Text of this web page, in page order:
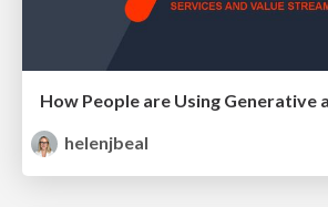
helenjbeal